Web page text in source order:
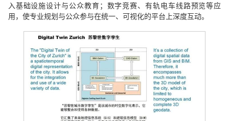
入基础设施设计与公众教育；数字竞赛、有轨电车线路预览等应
用，使专业规划与公众参与在统一、可视化的平台上深度互动。